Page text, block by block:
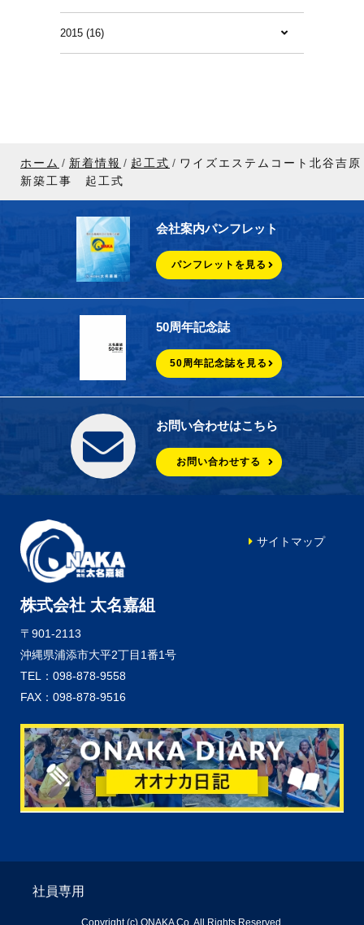
2015 (16)
ホーム 新着情報 起工式
ワイズエステムコート北谷吉原
新築工事 起工式
会社案内パンフレット
パンフレットを見る
50周年記念誌
50周年記念誌を見る
お問い合わせはこちら
お問い合わせする
株式会社 太名嘉組
〒901-2113
沖縄県浦添市大平2丁目1番1号
TEL：098-878-9558
FAX：098-878-9516
サイトマップ
社員専用
Copyright (c) ONAKA Co. All Rights Reserved.